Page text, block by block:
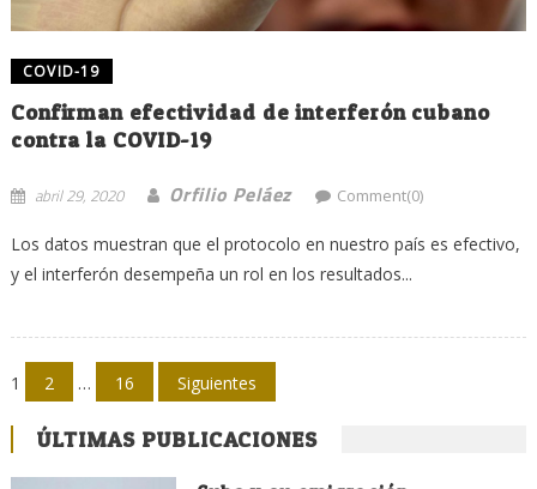
COVID-19
Confirman efectividad de interferón cubano
contra la COVID-19
abril 29, 2020 Orfilio Peláez Comment(0)
Los datos muestran que el protocolo en nuestro país es efectivo,
y el interferón desempeña un rol en los resultados...
Navegación
de
entradas
1 2 … 16 Siguientes
ÚLTIMAS PUBLICACIONES